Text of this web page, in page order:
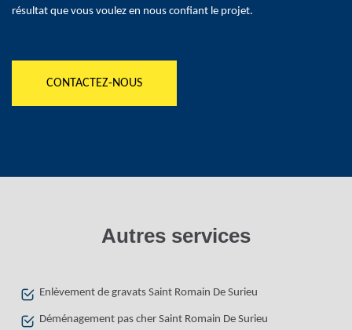
résultat que vous voulez en nous confiant le projet.
CONTACTEZ-NOUS
Autres services
Enlèvement de gravats Saint Romain De Surieu
Déménagement pas cher Saint Romain De Surieu